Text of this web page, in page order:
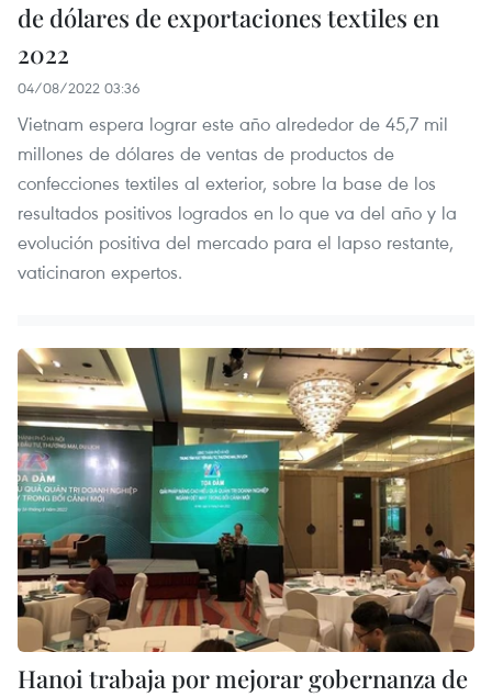
de dólares de exportaciones textiles en
2022
04/08/2022 03:36
Vietnam espera lograr este año alrededor de 45,7 mil
millones de dólares de ventas de productos de
confecciones textiles al exterior, sobre la base de los
resultados positivos logrados en lo que va del año y la
evolución positiva del mercado para el lapso restante,
vaticinaron expertos.
Hanoi trabaja por mejorar gobernanza de